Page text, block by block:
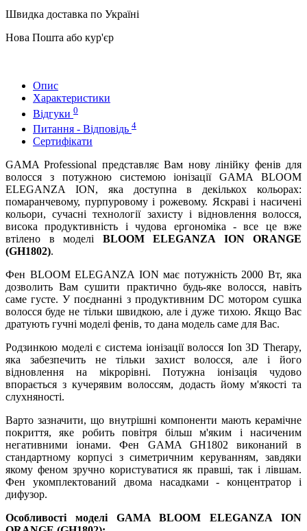
Швидка доставка по Україні
Нова Пошта або кур'єр
Опис
Характеристики
Відгуки 0
Питання - Відповідь 4
Сертифікати
GAMA Professional представляє Вам нову лінійку фенів для
волосся з потужною системою іонізації GAMA BLOOM
ELEGANZA ION, яка доступна в декількох кольорах:
помаранчевому, пурпуровому і рожевому. Яскраві і насичені
кольори, сучасні технології захисту і відновлення волосся,
висока продуктивність і чудова ергономіка - все це вже
втілено в моделі BLOOM ELEGANZA ION ORANGE
(GH1802).
Фен BLOOM ELEGANZA ION має потужність 2000 Вт, яка
дозволить Вам сушити практично будь-яке волосся, навіть
саме густе. У поєднанні з продуктивним DC мотором сушка
волосся буде не тільки швидкою, але і дуже тихою. Якщо Вас
дратують гучні моделі фенів, то дана модель саме для Вас.
Родзинкою моделі є система іонізації волосся Ion 3D Therapy,
яка забезпечить не тільки захист волосся, але і його
відновлення на мікрорівні. Потужна іонізація чудово
впорається з кучерявим волоссям, додасть йому м'якості та
слухняності.
Варто зазначити, що внутрішні компоненти мають керамічне
покриття, яке робить повітря більш м'яким і насиченим
негативними іонами. Фен GAMA GH1802 виконаний в
стандартному корпусі з симетричним керуванням, завдяки
якому феном зручно користуватися як правші, так і лівшам.
Фен укомплектований двома насадками - концентратор і
дифузор.
Особливості моделі GAMA BLOOM ELEGANZA ION